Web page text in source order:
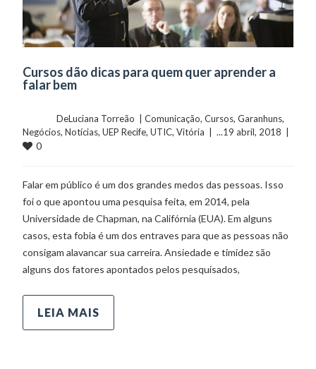
Cursos dão dicas para quem quer aprender a
falar bem
	    	DeLuciana Torreão  |
Comunicação, Cursos, Garanhuns
Negócios, Notícias, UEP Recife, UTIC, Vitória
0
Falar em público é um dos grandes medos das pessoas. Isso
foi o que apontou uma pesquisa feita, em 2014, pela
Universidade de Chapman, na Califórnia (EUA). Em alguns
casos, esta fobia é um dos entraves para que as pessoas não
consigam alavancar sua carreira. Ansiedade e timidez são
alguns dos fatores apontados pelos pesquisados,
LEIA MAIS